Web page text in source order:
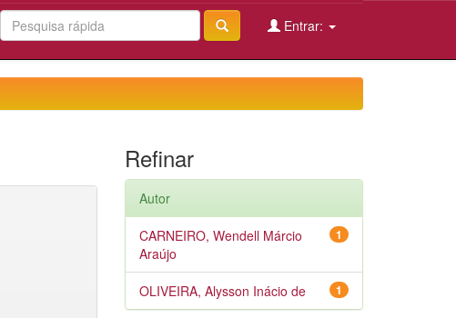
Entrar:
Refinar
Autor
1
CARNEIRO, Wendell Márcio
Araújo
1
OLIVEIRA, Alysson Inácio de